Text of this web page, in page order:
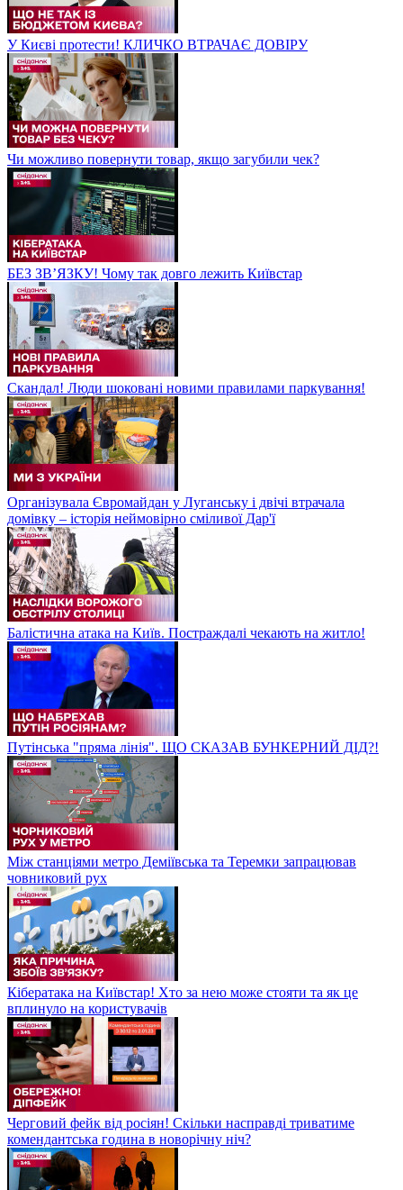
У Києві протести! КЛИЧКО ВТРАЧАЄ ДОВІРУ
Чи можливо повернути товар, якщо загубили чек?
БЕЗ ЗВʼЯЗКУ! Чому так довго лежить Київстар
Скандал! Люди шоковані новими правилами паркування!
Організувала Євромайдан у Луганську і двічі втрачала
домівку – історія неймовірно сміливої Дар'ї
Балістична атака на Київ. Постраждалі чекають на житло!
Путінська "пряма лінія". ЩО СКАЗАВ БУНКЕРНИЙ ДІД?!
Між станціями метро Деміївська та Теремки запрацював
човниковий рух
Кібератака на Київстар! Хто за нею може стояти та як це
вплинуло на користувачів
Черговий фейк від росіян! Скільки насправді триватиме
комендантська година в новорічну ніч?